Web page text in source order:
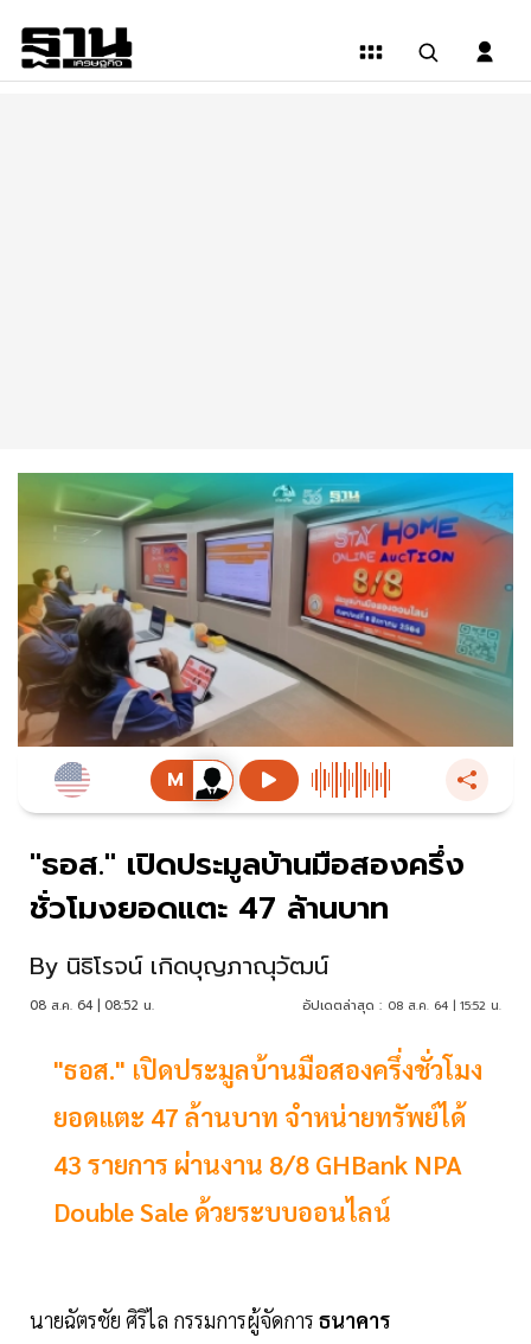
"ธอส." เปิดประมูลบ้านมือสองครึ่ง
ชั่วโมงยอดแตะ 47 ล้านบาท
By นิธิโรจน์ เกิดบุญภาณุวัฒน์
08 ส.ค. 64 | 08:52 น. อัปเดตล่าสุด : 08 ส.ค. 64 | 15:52 น.
"ธอส." เปิดประมูลบ้านมือสองครึ่งชั่วโมง
ยอดแตะ 47 ล้านบาท จำหน่ายทรัพย์ได้
43 รายการ ผ่านงาน 8/8 GHBank NPA
Double Sale ด้วยระบบออนไลน์
นายฉัตรชัย ศิริไล กรรมการผู้จัดการ ธนาคาร